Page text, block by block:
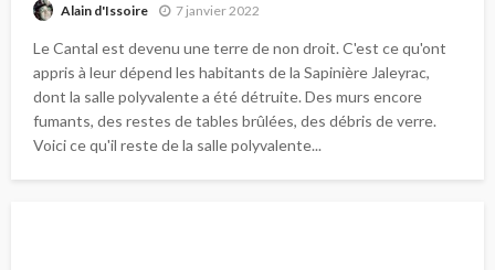
Alain d'Issoire 7 janvier 2022
Le Cantal est devenu une terre de non droit. C'est ce qu'ont
appris à leur dépend les habitants de la Sapinière Jaleyrac,
dont la salle polyvalente a été détruite. Des murs encore
fumants, des restes de tables brûlées, des débris de verre.
Voici ce qu'il reste de la salle polyvalente...